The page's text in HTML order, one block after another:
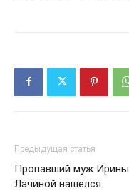
Предыдущая статья
Пропавший муж Ирины
Лачиной нашелся